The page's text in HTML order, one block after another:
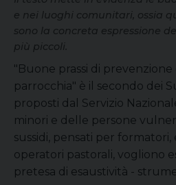
e nei luoghi comunitari, ossia
sono la concreta espressione
più piccoli.
"Buone prassi di
parrocchia" è il secondo dei
proposti dal Servizio
minori e delle persone
sussidi, pensati per
operatori pastorali, vogliono
pretesa di esaustività -